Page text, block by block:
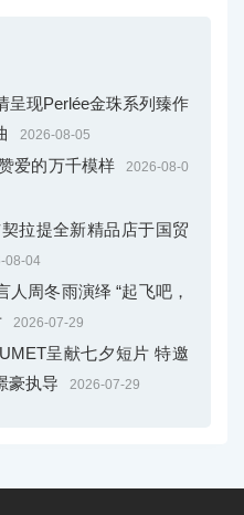
呈现Perlée金珠系列臻作
2026-08-05
爱的万千模样 2026-08-0
拉提全新精品店于国贸
08-04
周冬雨演绎 “起飞吧，
2026-07-29
呈献七夕短片 特邀
豪执导
2026-07-29